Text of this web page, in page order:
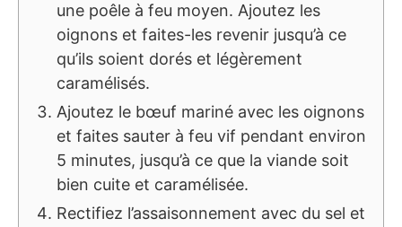
une poêle à feu moyen. Ajoutez les
oignons et faites-les revenir jusqu’à ce
qu’ils soient dorés et légèrement
caramélisés.
Ajoutez le bœuf mariné avec les oignons
et faites sauter à feu vif pendant environ
5 minutes, jusqu’à ce que la viande soit
bien cuite et caramélisée.
Rectifiez l’assaisonnement avec du sel et